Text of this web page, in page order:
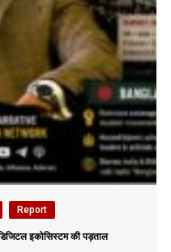
Report
इकोसिस्टम की पड़ताल